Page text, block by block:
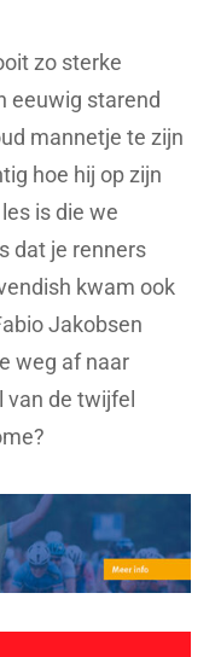
zo sterke
eeuwig starend
mannetje te zijn
hoe hij op zijn
is die we
dat je renners
kwam ook
Jakobsen
weg af naar
de twijfel